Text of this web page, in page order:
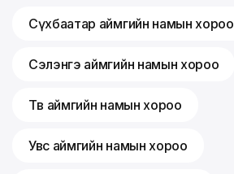
Сүхбаатар аймгийн намын хороо
Сэлэнгэ аймгийн намын хороо
Төв аймгийн намын хороо
Увс аймгийн намын хороо